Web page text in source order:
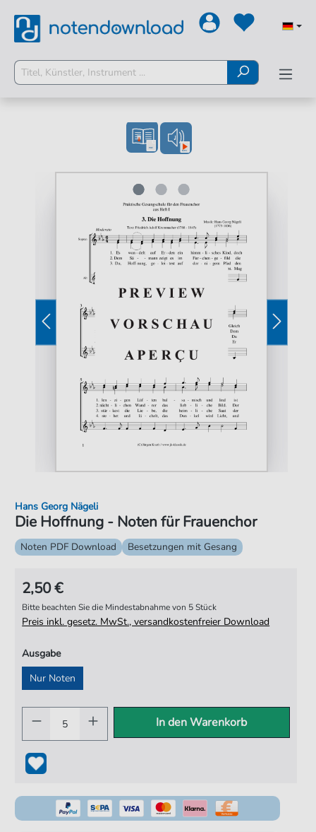
Die Hoffnung - Noten für Frauenchor
Hans Georg Nägeli
Noten PDF Download Besetzungen mit Gesang
2,50 €
Bitte beachten Sie die Mindestabnahme von 5 Stück
Preis inkl. gesetz. MwSt., versandkostenfreier Download
Ausgabe
Nur Noten
In den Warenkorb